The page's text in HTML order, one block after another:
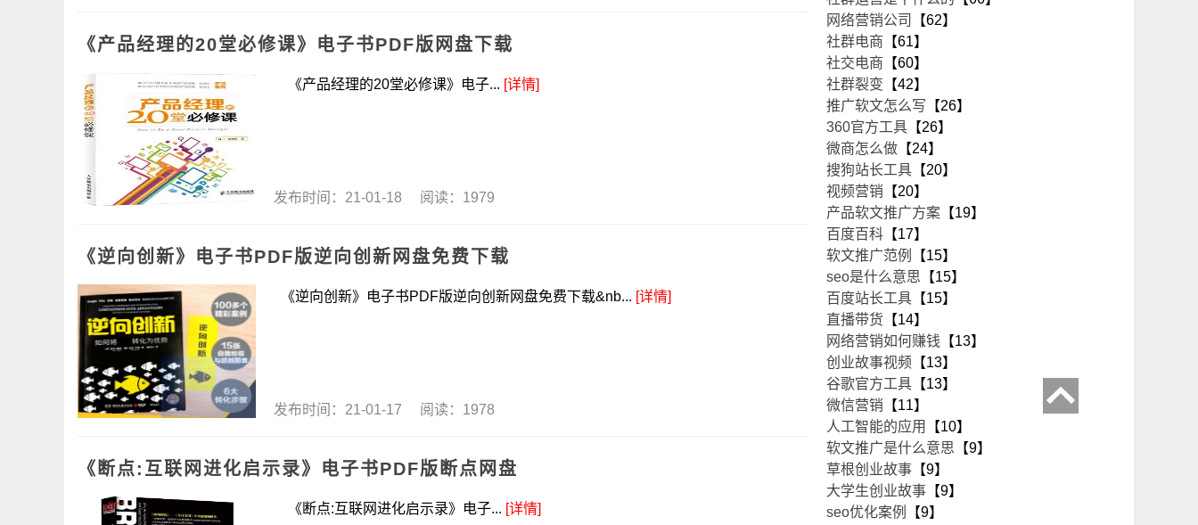
《产品经理的20堂必修课》电子书PDF版网盘下载
《产品经理的20堂必修课》电子... [详情]
发布时间：21-01-18 阅读：1979
《逆向创新》电子书PDF版逆向创新网盘免费下载
《逆向创新》电子书PDF版逆向创新网盘免费下载&nb... [详情]
发布时间：21-01-17 阅读：1978
《断点:互联网进化启示录》电子书PDF版断点网盘
《断点:互联网进化启示录》电子... [详情]
网络营销公司
【62】
社群电商 【61】
社交电商 【60】
社群裂变 【42】
推广软文怎么写 【26】
360官方工具 【26】
微商怎么做 【24】
搜狗站长工具 【20】
视频营销 【20】
产品软文推广方案 【19】
百度百科 【17】
软文推广范例
【15】
seo是什么意思 【15】
百度站长工具 【15】
直播带货 【14】
网络营销如何赚钱 【13】
创业故事视频 【13】
谷歌官方工具 【13】
微信营销 【11】
人工智能的应用
【10】
软文推广是什么意思 【9】
草根创业故事 【9】
大学生创业故事 【9】
seo优化案例
【9】